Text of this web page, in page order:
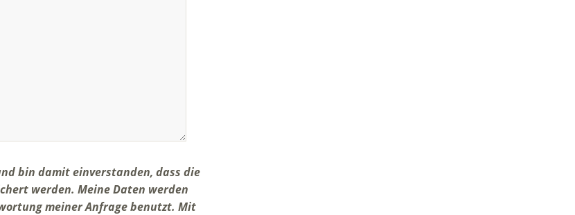
bin damit einverstanden, dass die
werden. Meine Daten werden
meiner Anfrage benutzt. Mit